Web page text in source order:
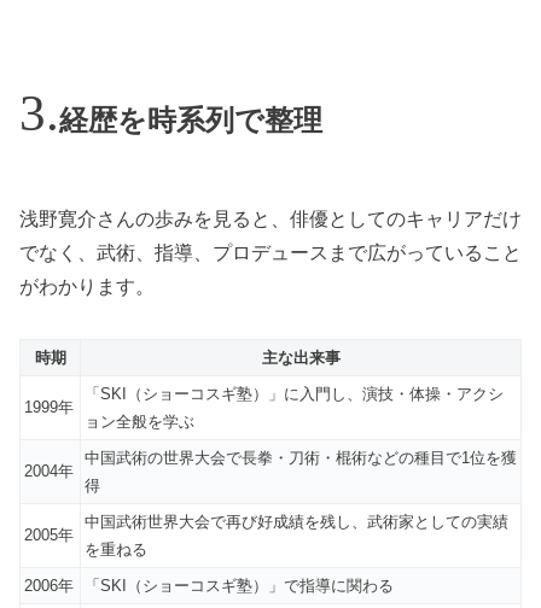
経歴を時系列で整理
浅野寛介さんの歩みを見ると、俳優としてのキャリアだけ
でなく、武術、指導、プロデュースまで広がっていること
がわかります。
時期 主な出来事
1999年
「SKI（ショーコスギ塾）」に入門し、演技・体操・アクシ
ョン全般を学ぶ
2004年
中国武術の世界大会で長拳・刀術・棍術などの種目で1位を獲
得
2005年
中国武術世界大会で再び好成績を残し、武術家としての実績
を重ねる
2006年
「SKI（ショーコスギ塾）」で指導に関わる